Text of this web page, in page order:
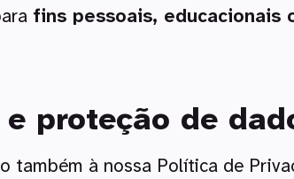
fins pessoais, educacionais
proteção de
também à nossa Política de